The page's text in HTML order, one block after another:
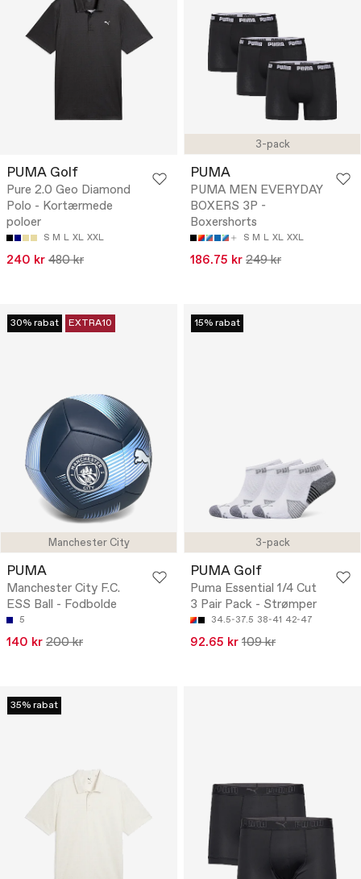
PUMA Golf
Pure 2.0 Geo Diamond
Polo - Kortærmede
poloer
S M L XL XXL
240 kr 480 kr
3-pack
PUMA
PUMA MEN EVERYDAY
BOXERS 3P -
Boxershorts
S M L XL XXL
186.75 kr 249 kr
Manchester City
30% rabat EXTRA10
PUMA
Manchester City F.C.
ESS Ball - Fodbolde
5
140 kr 200 kr
3-pack
15% rabat
PUMA Golf
Puma Essential 1/4 Cut
3 Pair Pack - Strømper
34.5-37.5 38-41 42-47
92.65 kr 109 kr
35% rabat